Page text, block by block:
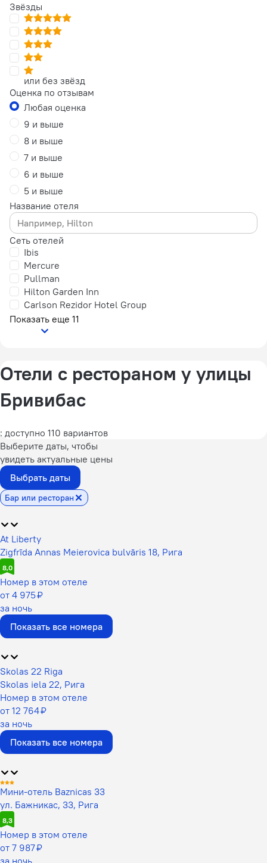
Звёзды
или без звёзд
Оценка по отзывам
Любая оценка
9 и выше
8 и выше
7 и выше
6 и выше
5 и выше
Название отеля
Сеть отелей
Ibis
Mercure
Pullman
Hilton Garden Inn
Carlson Rezidor Hotel Group
Показать еще 11
Отели с рестораном у улицы
Бривибас
: доступно 110 вариантов
Выберите даты, чтобы
увидеть актуальные цены
Выбрать даты
Бар или ресторан
At Liberty
Zigfrīda Annas Meierovica bulvāris 18, Рига
8,0
Номер в этом отеле
от 4 975 ₽
за ночь
Показать все номера
Skolas 22 Riga
Skolas iela 22, Рига
Номер в этом отеле
от 12 764 ₽
за ночь
Показать все номера
Мини-отель Baznicas 33
ул. Бажникас, 33, Рига
8,3
Номер в этом отеле
от 7 987 ₽
за ночь